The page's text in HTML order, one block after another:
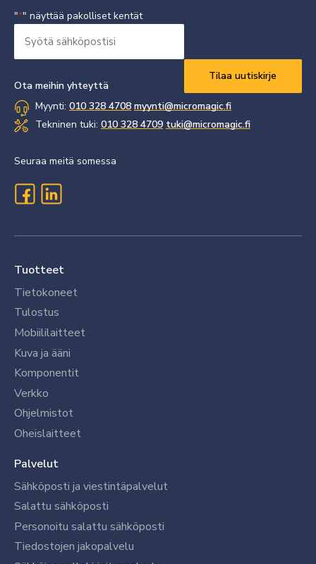
"*" näyttää pakolliset kentät
sähköpostisi
Ota meihin yhteyttä
Myynti: 010 328 4708 myynti@micromagic.fi
Tekninen tuki: 010 328 4709 tuki@micromagic.fi
Seuraa meitä somessa
Tuotteet
Tietokoneet
Tulostus
Mobiililaitteet
Kuva ja ääni
Komponentit
Verkko
Ohjelmistot
Oheislaitteet
Palvelut
Sähköposti ja viestintäpalvelut
Salattu sähköposti
Personoitu salattu sähköposti
Tiedostojen jakopalvelu